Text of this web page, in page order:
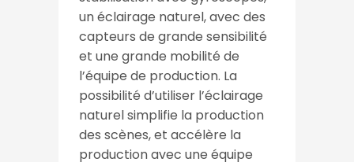
un éclairage naturel, avec des
capteurs de grande sensibilité
et une grande mobilité de
l’équipe de production. La
possibilité d’utiliser l’éclairage
naturel simplifie la production
des scènes, et accélère la
production avec une équipe